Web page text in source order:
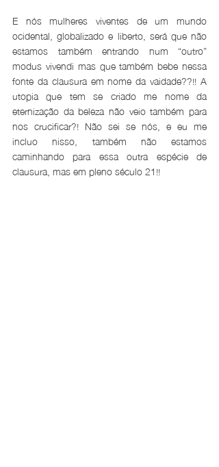
E nós mulheres viventes de um mundo
ocidental, globalizado e liberto, será que não
estamos também entrando num “outro”
modus vivendi mas que também bebe nessa
fonte da clausura em nome da vaidade??!! A
utopia que tem se criado me nome da
eternização da beleza não veio também para
nos crucificar?! Não sei se nós, e eu me
incluo nisso, também não estamos
caminhando para essa outra espécie de
clausura, mas em pleno século 21!!